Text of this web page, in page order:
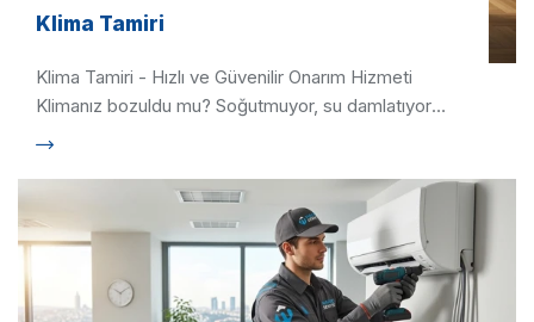
Klima Tamiri
Klima Tamiri - Hızlı ve Güvenilir Onarım Hizmeti
Klimanız bozuldu mu? Soğutmuyor, su damlatıyor